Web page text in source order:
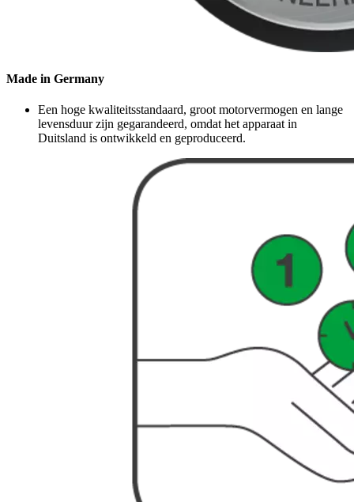
Made in Germany
Een hoge kwaliteitsstandaard, groot motorvermogen en lange
levensduur zijn gegarandeerd, omdat het apparaat in
Duitsland is ontwikkeld en geproduceerd.